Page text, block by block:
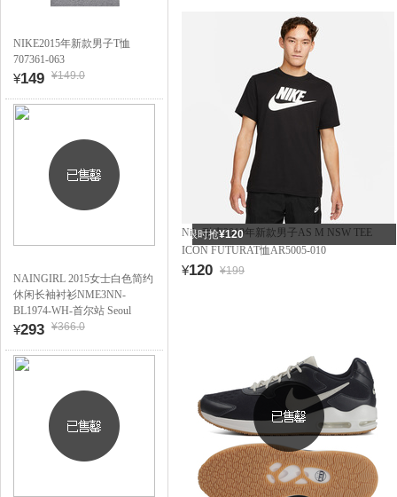
NIKE2015年新款男子T恤
707361-063
¥149 ¥149.0
NAINGIRL 2015女士白色简约
休闲长袖衬衫NME3NN-
BL1974-WH-首尔站 Seoul
¥293 ¥366.0
限时抢¥120
Nike耐克2019年新款男子AS M NSW TEE
ICON FUTURAT恤AR5005-010
¥120 ¥199